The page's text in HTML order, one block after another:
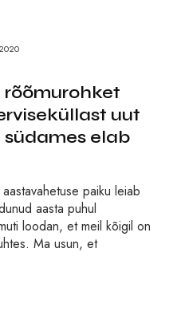
rõõmurohket
uut
elab
paiku leiab
aasta puhul
loodan, et meil kõigil on
Ma usun, et